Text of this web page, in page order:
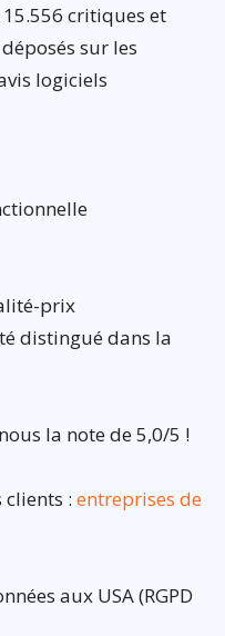
critiques et
sur les
logiciels
prix
distingué dans la
la note de 5,0/5 !
: entreprises de
aux USA (RGPD